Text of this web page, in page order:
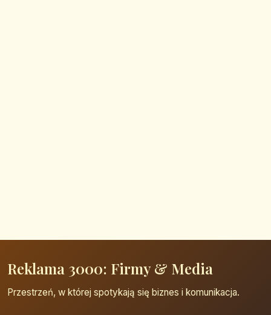
Reklama 3000: Firmy & Media
Przestrzeń, w której spotykają się biznes i komunikacja.